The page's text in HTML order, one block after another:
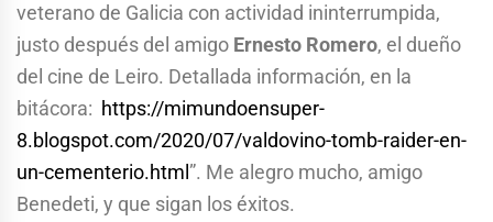
veterano de Galicia con actividad ininterrumpida,
justo después del amigo Ernesto Romero, el dueño
del cine de Leiro. Detallada información, en la
bitácora: https://mimundoensuper-
8.blogspot.com/2020/07/valdovino-tomb-raider-en-
un-cementerio.html ”. Me alegro mucho, amigo
Benedeti, y que sigan los éxitos.